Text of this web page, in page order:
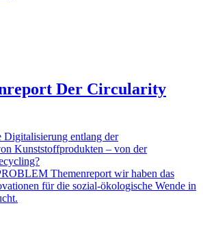
Der Circularity
Digitalisierung entlang der
Kunststoffprodukten – von der
Themenreport wir haben das
für die sozial-ökologische Wende in